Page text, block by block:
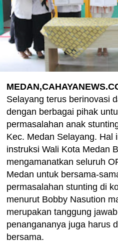
Selayang terus berinovasi
dengan berbagai pihak
permasalahan anak
Kec. Medan Selayang. Hal
instruksi Wali Kota Medan
mengamanatkan seluruh
Medan untuk bersama-
permasalahan stunting di
menurut Bobby Nasution
merupakan tanggung
penangananya juga harus
bersama.